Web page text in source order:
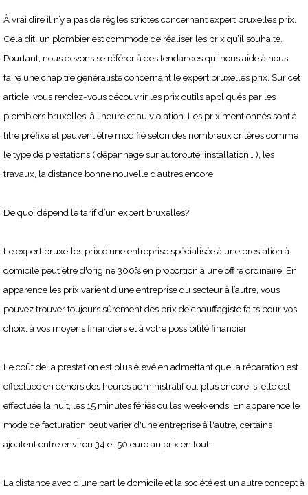
À vrai dire il n’y a pas de règles strictes concernant expert bruxelles prix.
Cela dit, un plombier est commode de réaliser les prix qu’il souhaite.
Pourtant, nous devons se référer à des tendances qui nous aide à nous
faire une chapitre généraliste concernant le expert bruxelles prix. Sur cet
article, vous rendez-vous découvrir les prix outils appliqués par les
plombiers bruxelles, à l’heure et au violation. Les prix mentionnés sont à
titre préfixe et peuvent être modifié selon des nombreux critères comme
le type de prestations ( dépannage sur autoroute, installation… ), les
travaux, la distance bonne nouvelle d’autres encore.
De quoi dépend le tarif d’un expert bruxelles?
Le expert bruxelles prix d’une entreprise spécialisée à une prestation à
domicile peut être d'origine 300% en proportion à une offre ordinaire. En
apparence les prix varient d’une entreprise du secteur à l’autre, vous
pouvez trouver toujours sûrement des prix de chauffagiste faits pour vos
choix, à vos moyens financiers et à votre possibilité financier.
Le coût de la prestation est plus élevé en admettant que la réparation est
effectuée en dehors des heures administratif ou, plus encore, si elle est
effectuée la nuit, les 15 minutes fériés ou les week-ends. En apparence le
mode de facturation peut varier d'une entreprise à l'autre, certains
ajoutent entre environ 34 et 50 euro au prix en tout.
La distance avec d'une part le domicile et la société est un autre concept à